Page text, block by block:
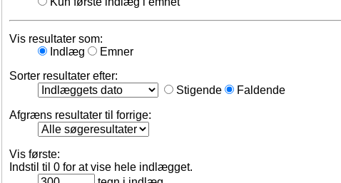
Vis resultater som:
Indlæg
Emner
Sorter resultater efter:
Stigende
Faldende
Afgræns resultater til forrige:
Vis første:
Indstil til 0 for at vise hele indlægget.